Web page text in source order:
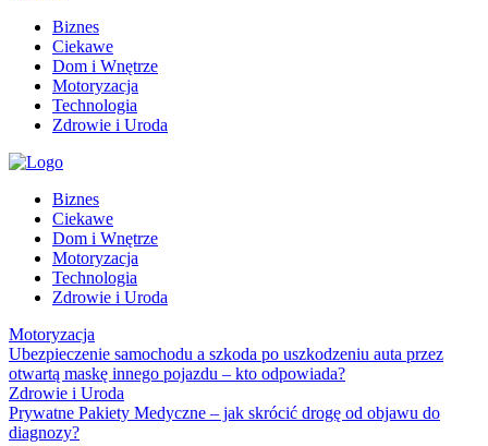
Biznes
Ciekawe
Dom i Wnętrze
Motoryzacja
Technologia
Zdrowie i Uroda
Biznes
Ciekawe
Dom i Wnętrze
Motoryzacja
Technologia
Zdrowie i Uroda
Motoryzacja
Ubezpieczenie samochodu a szkoda po uszkodzeniu auta przez
otwartą maskę innego pojazdu – kto odpowiada?
Zdrowie i Uroda
Prywatne Pakiety Medyczne – jak skrócić drogę od objawu do
diagnozy?